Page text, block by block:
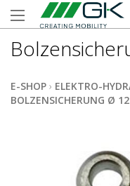
E-SHOP › ELEKTRO-
BOLZENSICHERUNG Ø